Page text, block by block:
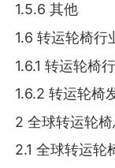
1.5.6 其他
1.6 转运轮椅行
1.6.1 转运轮椅
1.6.2 转运轮椅
2 全球转运轮
2.1 全球转运轮